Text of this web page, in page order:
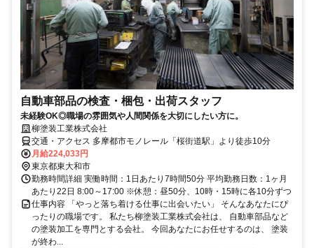
自動車部品の検査・梱包・出荷スタッフ
未経験OK◎職場の雰囲気や人間関係を大切にしたい方に。
柳塗装工業株式会社
交通・アクセス 多摩都市モノレール「桜街道駅」より徒歩10分
月給224,033円
東京都東大和市
勤務時間詳細 実働時間：1日あたり7時間50分 平均勤務日数：1ヶ月
あたり22日 8:00～17:00 ※休憩：昼50分、10時・15時に各10分ずつ
仕事内容 「やっと落ち着ける仕事に出会いたい」 そんなあなたにぴ
ったりの職場です。 私たち柳塗装工業株式会社は、 自動車部品など
の塗装加工を専門とする会社。 今回あなたにお任せするのは、 塗装
が終わ...